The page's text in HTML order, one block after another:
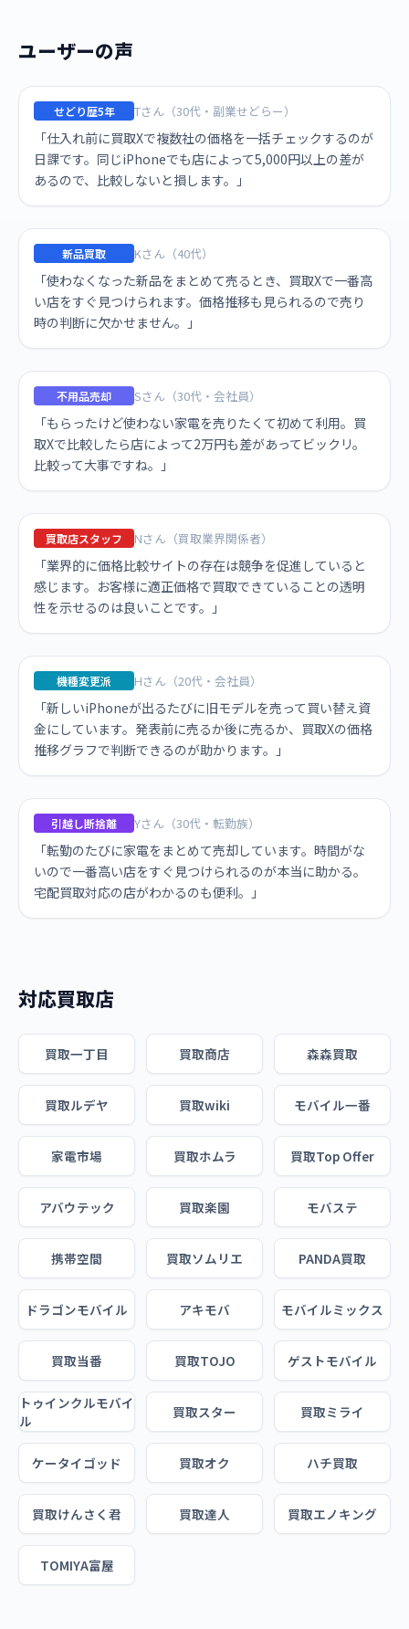
ユーザーの声
せどり歴5年 Tさん（30代・副業せどらー）
「仕入れ前に買取Xで複数社の価格を一括チェックするのが
日課です。同じiPhoneでも店によって5,000円以上の差が
あるので、比較しないと損します。」
新品買取 Kさん（40代）
「使わなくなった新品をまとめて売るとき、買取Xで一番高
い店をすぐ見つけられます。価格推移も見られるので売り
時の判断に欠かせません。」
不用品売却 Sさん（30代・会社員）
「もらったけど使わない家電を売りたくて初めて利用。買
取Xで比較したら店によって2万円も差があってビックリ。
比較って大事ですね。」
買取店スタッフ Nさん（買取業界関係者）
「業界的に価格比較サイトの存在は競争を促進していると
感じます。お客様に適正価格で買取できていることの透明
性を示せるのは良いことです。」
機種変更派 Hさん（20代・会社員）
「新しいiPhoneが出るたびに旧モデルを売って買い替え資
金にしています。発表前に売るか後に売るか、買取Xの価格
推移グラフで判断できるのが助かります。」
引越し断捨離 Yさん（30代・転勤族）
「転勤のたびに家電をまとめて売却しています。時間がな
いので一番高い店をすぐ見つけられるのが本当に助かる。
宅配買取対応の店がわかるのも便利。」
対応買取店
買取一丁目 買取商店 森森買取
買取ルデヤ 買取wiki モバイル一番
家電市場 買取ホムラ 買取Top Offer
アバウテック 買取楽園 モバステ
携帯空間 買取ソムリエ PANDA買取
ドラゴンモバイル アキモバ モバイルミックス
買取当番 買取TOJO ゲストモバイル
トゥインクルモバイ
ル
買取スター 買取ミライ
ケータイゴッド 買取オク ハチ買取
買取けんさく君 買取達人 買取エノキング
TOMIYA富屋